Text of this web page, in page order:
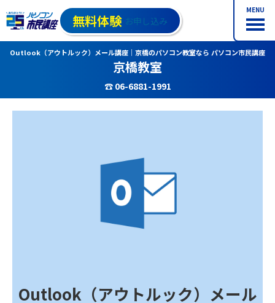
MENU
無料体験 お申し込み
Outlook（アウトルック）メール講座｜京橋のパソコン教室なら パソコン市民講座
京橋教室
☎ 06-6881-1991
Outlook（アウトルック）メール